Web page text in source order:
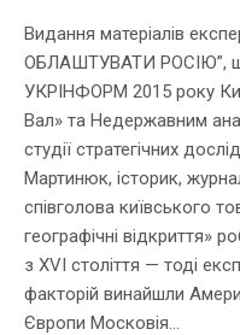
Видання матеріалів
ОБЛАШТУВАТИ РОСІЮ”,
УКРІНФОРМ 2015 року
Вал» та Недержавним
студії стратегічних
Мартинюк, історик,
співголова київського
географічні відкриття»
з XVI століття — тоді
факторій винайшли
Європи Московія...